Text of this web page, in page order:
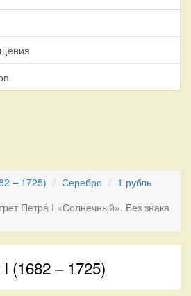
– 1725) Серебро
1 рубль
Петра I «Солнечный». Без знака
(1682 – 1725)